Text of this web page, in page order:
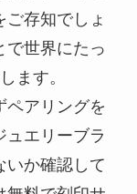
存知でしょ
で世界にたっ
ます。
ペアリングを
ュエリーブラ
いか確認して